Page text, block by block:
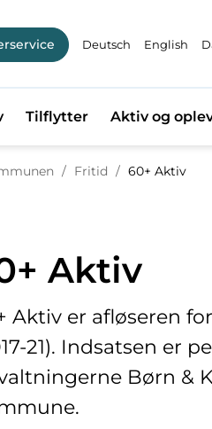
Deutsch English
Tilflytter Aktiv og
/ Tilbage til
Fritid / 60+ Aktiv
Aktiv
Aktiv er afløseren
21). Indsatsen er
Børn &